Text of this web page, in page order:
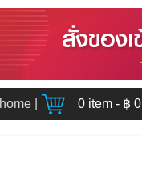
home 0 item - ฿